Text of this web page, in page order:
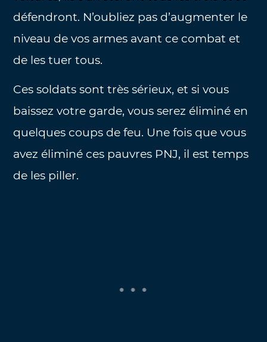
défendront. N’oubliez pas d’augmenter le
niveau de vos armes avant ce combat et
de les tuer tous.
Ces soldats sont très sérieux, et si vous
baissez votre garde, vous serez éliminé en
quelques coups de feu. Une fois que vous
avez éliminé ces pauvres PNJ, il est temps
de les piller.